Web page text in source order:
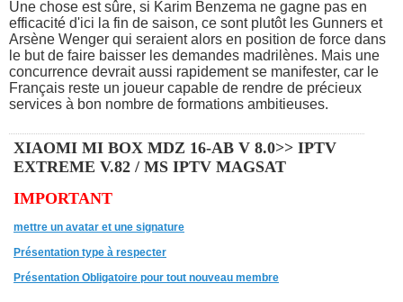
Une chose est sûre, si Karim Benzema ne gagne pas en
efficacité d'ici la fin de saison, ce sont plutôt les Gunners et
Arsène Wenger qui seraient alors en position de force dans
le but de faire baisser les demandes madrilènes. Mais une
concurrence devrait aussi rapidement se manifester, car le
Français reste un joueur capable de rendre de précieux
services à bon nombre de formations ambitieuses.
XIAOMI MI BOX MDZ 16-AB V 8.0>> IPTV
EXTREME V.82 / MS IPTV MAGSAT
IMPORTANT
mettre un avatar et une signature
Présentation type à respecter
Présentation Obligatoire pour tout nouveau membre